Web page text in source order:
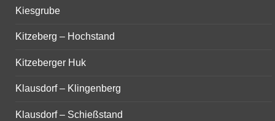
Kiesgrube
Kitzeberg – Hochstand
Kitzeberger Huk
Klausdorf – Klingenberg
Klausdorf – Schießstand